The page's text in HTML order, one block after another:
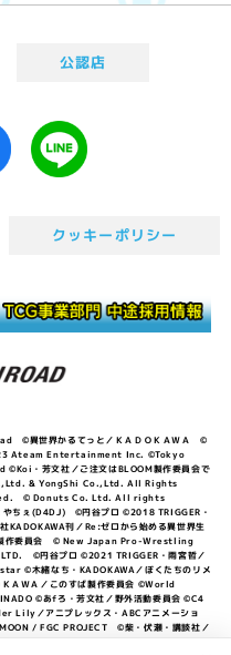
公認店
クッキーポリシー
異世界かるてっと／ＫＡＤＯＫＡＷＡ ©
Ateam Entertainment Inc. ©Tokyo
・芳文社／ご注文はBLOOM製作委員会で
& YongShi Co.,Ltd. All Rights
© Donuts Co. Ltd. All rights
(D4DJ) ©円谷プロ ©2018 TRIGGER・
刊／Re:ゼロから始める異世界生
作委員会 © New Japan Pro-Wrestling
©円谷プロ ©2021 TRIGGER・雨宮哲／
©木緒なち・KADOKAWA／ぼくたちのリメ
ＡＷＡ／このすば製作委員会 ©World
©あfろ・芳文社／野外活動委員会 ©C4
Lily／アニプレックス・ABCアニメーショ
/ FGC PROJECT ©柴・伏瀬・講談社／